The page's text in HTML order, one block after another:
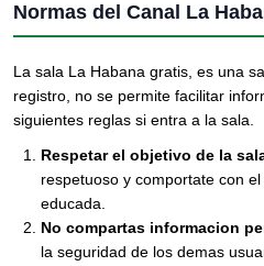
Normas del Canal La
La sala La Habana gratis, es una
registro, no se permite facilitar
siguientes reglas si entra a la sala.
Respetar el objetivo de la
respetuoso y comportate con
educada.
No compartas informacion
la seguridad de los demas